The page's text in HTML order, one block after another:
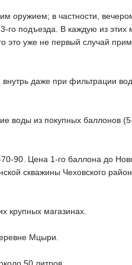
оружием; в частности,
го подъезда. В каждую из
это уже не первый случай
даже при фильтрации
воды из покупных баллонов
90. Цена 1-го баллона до
скважины Чеховского
крупных магазинах.
Мцыри.